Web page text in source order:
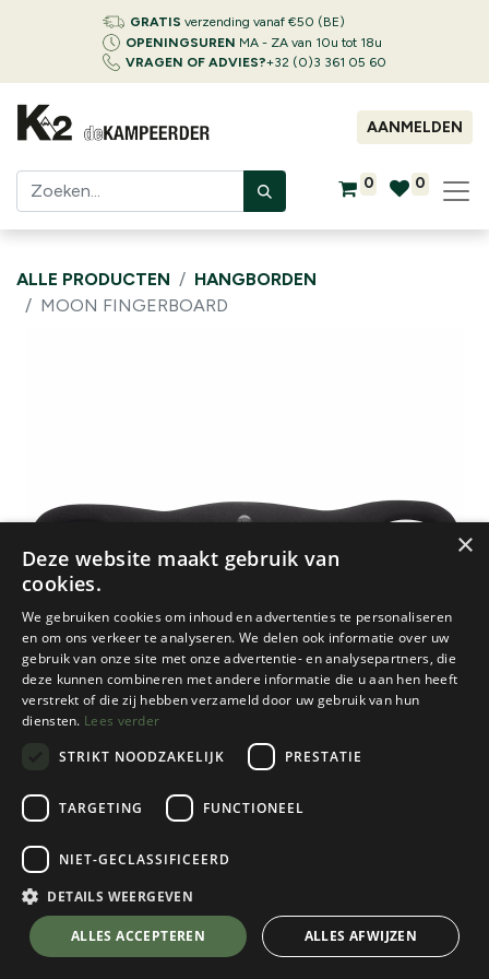
GRATIS verzending vanaf €50 (BE)
OPENINGSUREN MA - ZA van 10u tot 18u
VRAGEN OF ADVIES?+32 (0)3 361 05 60
AANMELDEN
0 0
ALLE PRODUCTEN
HANGBORDEN
MOON FINGERBOARD
Moon
Moon Fingerboard
Black
Kies een kleur
Black
💬 Stel je vraag over dit product via WhatsApp
×
Deze website maakt gebruik van
cookies.
We gebruiken cookies om inhoud en advertenties te personaliseren
en om ons verkeer te analyseren. We delen ook informatie over uw
gebruik van onze site met onze advertentie- en analysepartners, die
deze kunnen combineren met andere informatie die u aan hen heeft
verstrekt of die zij hebben verzameld door uw gebruik van hun
diensten. Lees verder
STRIKT NOODZAKELIJK
PRESTATIE
TARGETING FUNCTIONEEL
NIET-GECLASSIFICEERD
DETAILS WEERGEVEN
ALLES ACCEPTEREN ALLES AFWIJZEN